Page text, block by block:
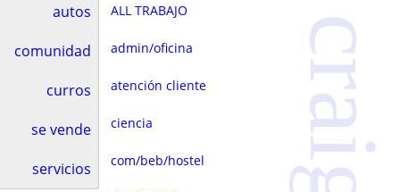
autos
comunidad
curros
se vende
servicios
ALL TRABAJO
admin/oficina
atención cliente
ciencia
com/beb/hostel